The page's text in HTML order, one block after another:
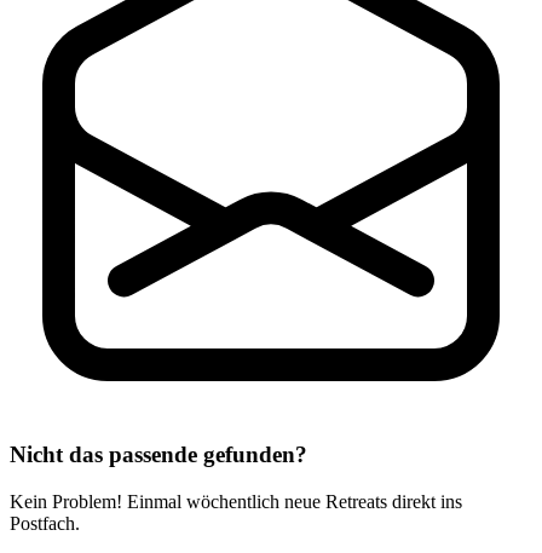
Nicht das passende gefunden?
Kein Problem! Einmal wöchentlich neue Retreats direkt ins
Postfach.